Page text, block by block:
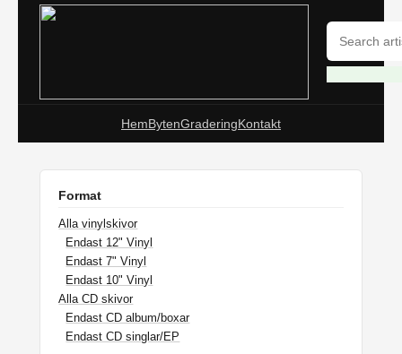
HemBytenGraderingKontakt
Format
Alla vinylskivor
Endast 12" Vinyl
Endast 7" Vinyl
Endast 10" Vinyl
Alla CD skivor
Endast CD album/boxar
Endast CD singlar/EP